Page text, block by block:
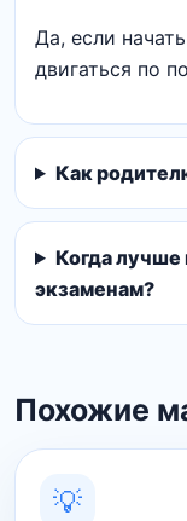
Да, если
двигаться по
Как
Когда лучше
экзаменам?
Похожие
💡